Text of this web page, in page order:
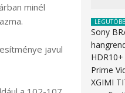
minél
javul
Sony
Prime
XGIMI